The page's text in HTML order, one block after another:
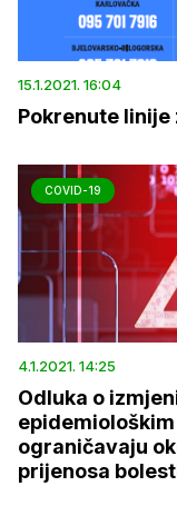
15.1.2021. 16:04
Pokrenute linije
COVID-19
4.1.2021. 14:25
Odluka o
ograničavaju
prijenosa